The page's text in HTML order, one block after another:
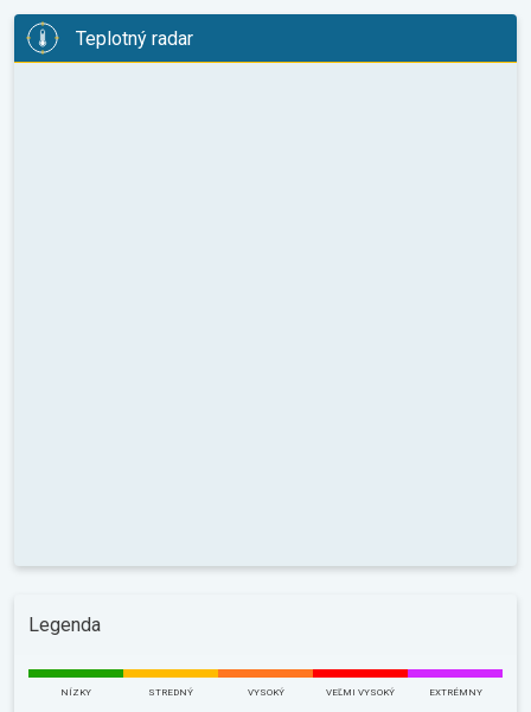
2
08:00
4
10:00
4 3
Teplotný radar
Legenda
NÍZKY STREDNÝ VYSOKÝ VEĽMI VYSOKÝ EXTRÉMNY